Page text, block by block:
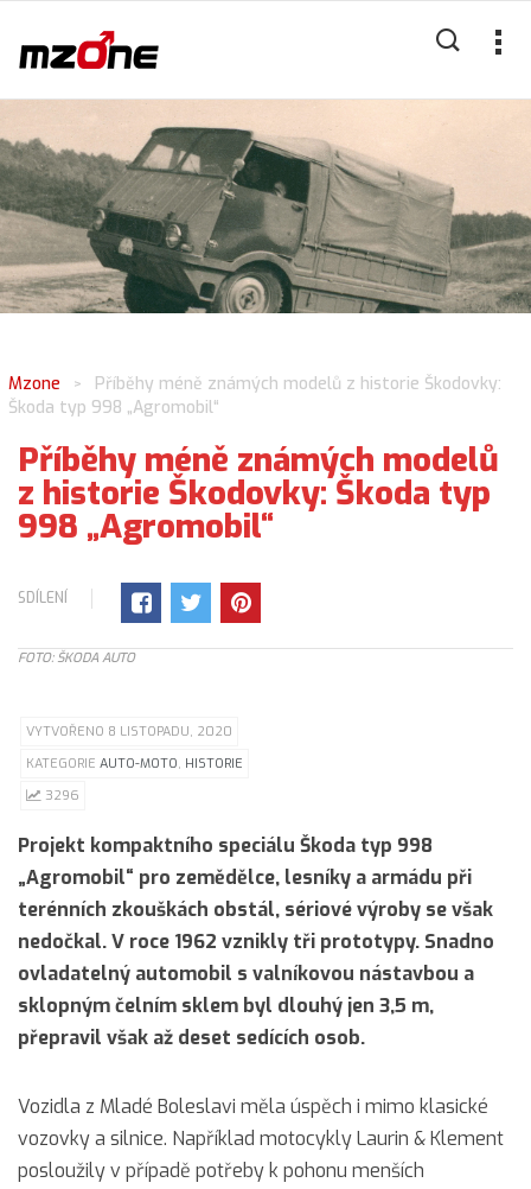
Mzone >
Příběhy méně známých modelů z historie Škodovky:
Škoda typ 998 „Agromobil“
Příběhy méně známých modelů
z historie Škodovky: Škoda typ
998 „Agromobil“
SDÍLENÍ
FOTO: ŠKODA AUTO
VYTVOŘENO 8 LISTOPADU, 2020
KATEGORIE AUTO-MOTO, HISTORIE
3296
Projekt kompaktního speciálu Škoda typ 998
„Agromobil“ pro zemědělce, lesníky a armádu při
terénních zkouškách obstál, sériové výroby se však
nedočkal. V roce 1962 vznikly tři prototypy. Snadno
ovladatelný automobil s valníkovou nástavbou a
sklopným čelním sklem byl dlouhý jen 3,5 m,
přepravil však až deset sedících osob.
Vozidla z Mladé Boleslavi měla úspěch i mimo klasické
vozovky a silnice. Například motocykly Laurin & Klement
posloužily v případě potřeby k pohonu menších